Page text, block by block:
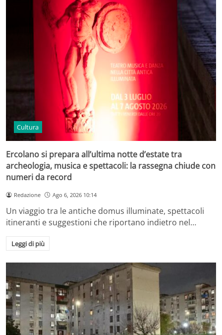
Cultura
Ercolano si prepara all’ultima notte d’estate tra
archeologia, musica e spettacoli: la rassegna chiude con
numeri da record
Redazione Ago 6, 2026 10:14
Un viaggio tra le antiche domus illuminate, spettacoli
itineranti e suggestioni che riportano indietro nel…
Leggi di più